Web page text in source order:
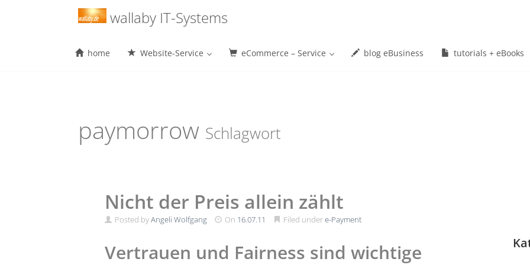
wallaby IT-Systems
Menu
home Website-Service eCommerce – Service blog eBusiness tutorials + eBooks
paymorrow Schlagwort
Nicht der Preis allein zählt
Posted byAngeli Wolfgang On 16.07.11 Filed undere-Payment
Vertrauen und Fairness sind wichtige